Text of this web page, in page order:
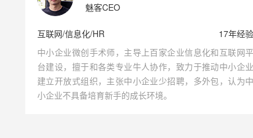
魅客CEO
互联网/信息化/HR
17年经验
中小企业微创手术师，主导上百家企业信息化和互联网平
台建设，擅于和各类专业牛人协作，致力于推动中小企业
建立开放式组织，主张中小企业少招聘，多外包，认为中
小企业不具备培育新手的成长环境。